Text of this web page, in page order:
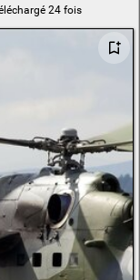
24 fois